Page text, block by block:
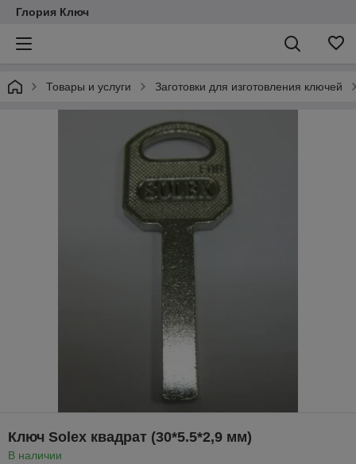
Глория Ключ
Товары и услуги Заготовки для изготовления ключей
Ключ Solex квадрат (30*5.5*2,9 мм)
В наличии